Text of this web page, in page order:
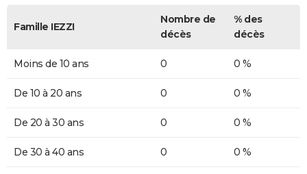
Famille IEZZI
Nombre de
décès
% des
décès
Moins de 10 ans 0 0 %
De 10 à 20 ans 0 0 %
De 20 à 30 ans 0 0 %
De 30 à 40 ans 0 0 %